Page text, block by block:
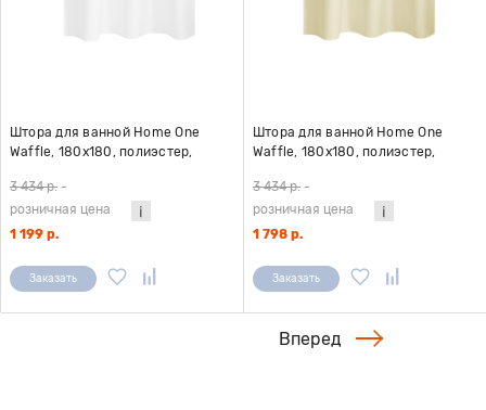
Штора для ванной Home One
Waffle, 180х180, полиэстер,
3 434 р. -
розничная цена
1 199 р.
Заказать
Штора для ванной Home One
Waffle, 180х180, полиэстер,
3 434 р. -
розничная цена
1 798 р.
Заказать
Вперед